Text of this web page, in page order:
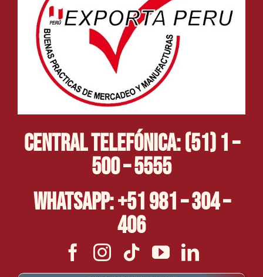
Central Telefónica: (51) 1 –
500 – 5555
Whatsapp: +51 981 – 304 –
406